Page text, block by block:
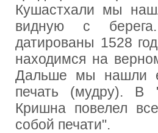
Кушастхали мы
видную с
датированы 1528
находимся на
Дальше мы нашли
печать (мудру). В
Кришна повелел
собой печати".